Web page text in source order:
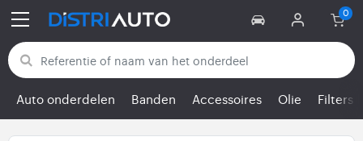
Terug naar categorieën
Auto onderdelen Banden Accessoires Olie Filters